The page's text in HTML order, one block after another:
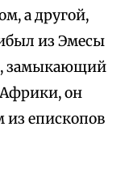
а другой,
из Эмесы
замыкающий
он
из епископов